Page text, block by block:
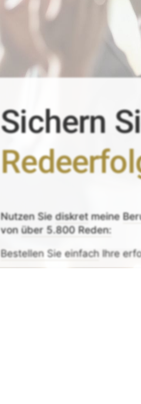
Sichern
Nutzen Siediskret meine
vonüber 5.800 Reden:
Bestellen Sie einfach Ihre